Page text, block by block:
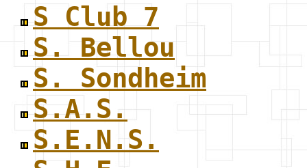
S Club 7
S. Bellou
S. Sondheim
S.A.S.
S.E.N.S.